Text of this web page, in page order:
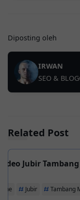
Diposting oleh
IRWAN
SEO &
Related Post
Jubir
Jubir Tambang